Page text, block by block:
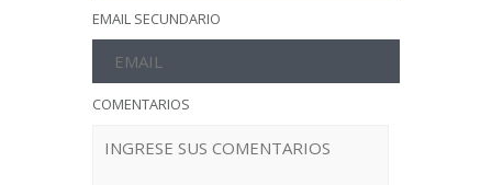
EMAIL SECUNDARIO
COMENTARIOS